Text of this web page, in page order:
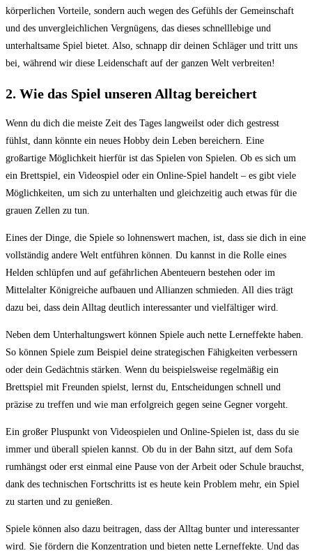
körperlichen Vorteile, sondern auch wegen des Gefühls der Gemeinschaft
und des unvergleichlichen Vergnügens, das dieses schnelllebige und
unterhaltsame Spiel bietet. Also, schnapp dir deinen Schläger und tritt uns
bei, während wir diese Leidenschaft auf der ganzen Welt verbreiten!
2. Wie das Spiel unseren Alltag bereichert
Wenn du dich die meiste Zeit des Tages langweilst oder dich gestresst
fühlst, dann könnte ein neues Hobby dein Leben bereichern. Eine
großartige Möglichkeit hierfür ist das Spielen von Spielen. Ob es sich um
ein Brettspiel, ein Videospiel oder ein Online-Spiel handelt – es gibt viele
Möglichkeiten, um sich zu unterhalten und gleichzeitig auch etwas für die
grauen Zellen zu tun.
Eines der Dinge, die Spiele so lohnenswert machen, ist, dass sie dich in eine
vollständig andere Welt entführen können. Du kannst in die Rolle eines
Helden schlüpfen und auf gefährlichen Abenteuern bestehen oder im
Mittelalter Königreiche aufbauen und Allianzen schmieden. All dies trägt
dazu bei, dass dein Alltag deutlich interessanter und vielfältiger wird.
Neben dem Unterhaltungswert können Spiele auch nette Lerneffekte haben.
So können Spiele zum Beispiel deine strategischen Fähigkeiten verbessern
oder dein Gedächtnis stärken. Wenn du beispielsweise regelmäßig ein
Brettspiel mit Freunden spielst, lernst du, Entscheidungen schnell und
präzise zu treffen und wie man erfolgreich gegen seine Gegner vorgeht.
Ein großer Pluspunkt von Videospielen und Online-Spielen ist, dass du sie
immer und überall spielen kannst. Ob du in der Bahn sitzt, auf dem Sofa
rumhängst oder erst einmal eine Pause von der Arbeit oder Schule brauchst,
dank des technischen Fortschritts ist es heute kein Problem mehr, ein Spiel
zu starten und zu genießen.
Spiele können also dazu beitragen, dass der Alltag bunter und interessanter
wird. Sie fördern die Konzentration und bieten nette Lerneffekte. Und das